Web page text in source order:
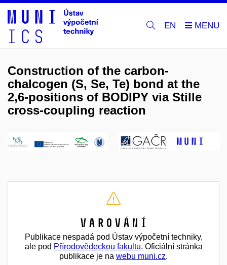
EN
Construction of the carbon-
chalcogen (S, Se, Te) bond at the
2,6-positions of BODIPY via Stille
cross-coupling reaction
Varování
Publikace nespadá pod Ústav výpočetní techniky,
ale pod Přírodovědeckou fakultu. Oficiální stránka
publikace je na webu muni.cz.